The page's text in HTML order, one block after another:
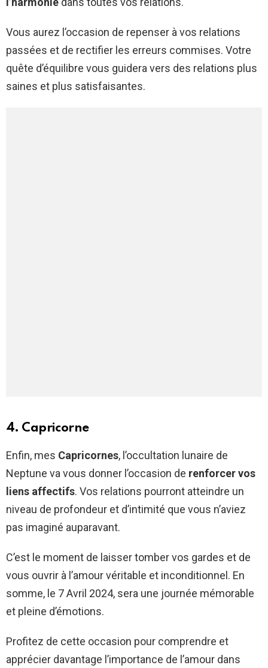
Vous aurez l’occasion de repenser à vos relations
passées et de rectifier les erreurs commises. Votre
quête d’équilibre vous guidera vers des relations plus
saines et plus satisfaisantes.
4. Capricorne
Enfin, mes Capricornes, l’occultation lunaire de
Neptune va vous donner l’occasion de renforcer vos
liens affectifs. Vos relations pourront atteindre un
niveau de profondeur et d’intimité que vous n’aviez
pas imaginé auparavant.
C’est le moment de laisser tomber vos gardes et de
vous ouvrir à l’amour véritable et inconditionnel. En
somme, le 7 Avril 2024, sera une journée mémorable
et pleine d’émotions.
Profitez de cette occasion pour comprendre et
apprécier davantage l’importance de l’amour dans